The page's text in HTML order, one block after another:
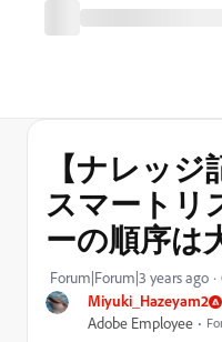
Miyuki_Hazeyam2
Adobe Employee
【ナレッジ
スマートリ
ーの順序は
Forum|Forum|3 years ago